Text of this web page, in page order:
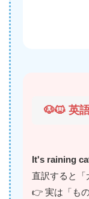
🐶🐱 英
It's raining
直訳すると「
👉 実は「も